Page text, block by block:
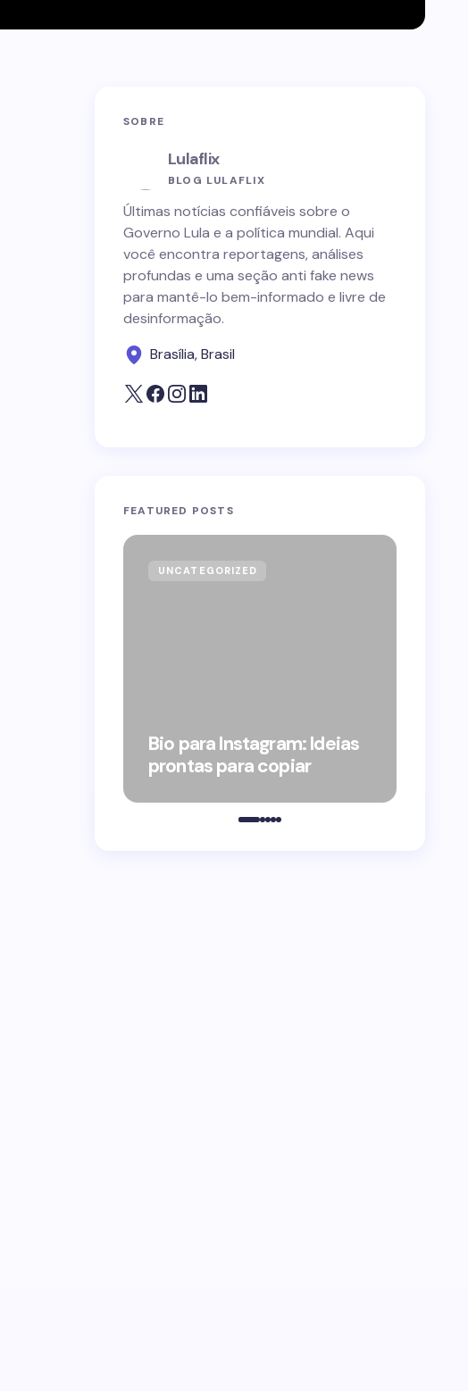
SOBRE
Lulaflix
BLOG LULAFLIX
Últimas notícias confiáveis sobre o
Governo Lula e a política mundial. Aqui
você encontra reportagens, análises
profundas e uma seção anti fake news
para mantê-lo bem-informado e livre de
desinformação.
Brasília, Brasil
FEATURED POSTS
UNCATEGORIZED
Bio para Instagram: Ideias
prontas para copiar